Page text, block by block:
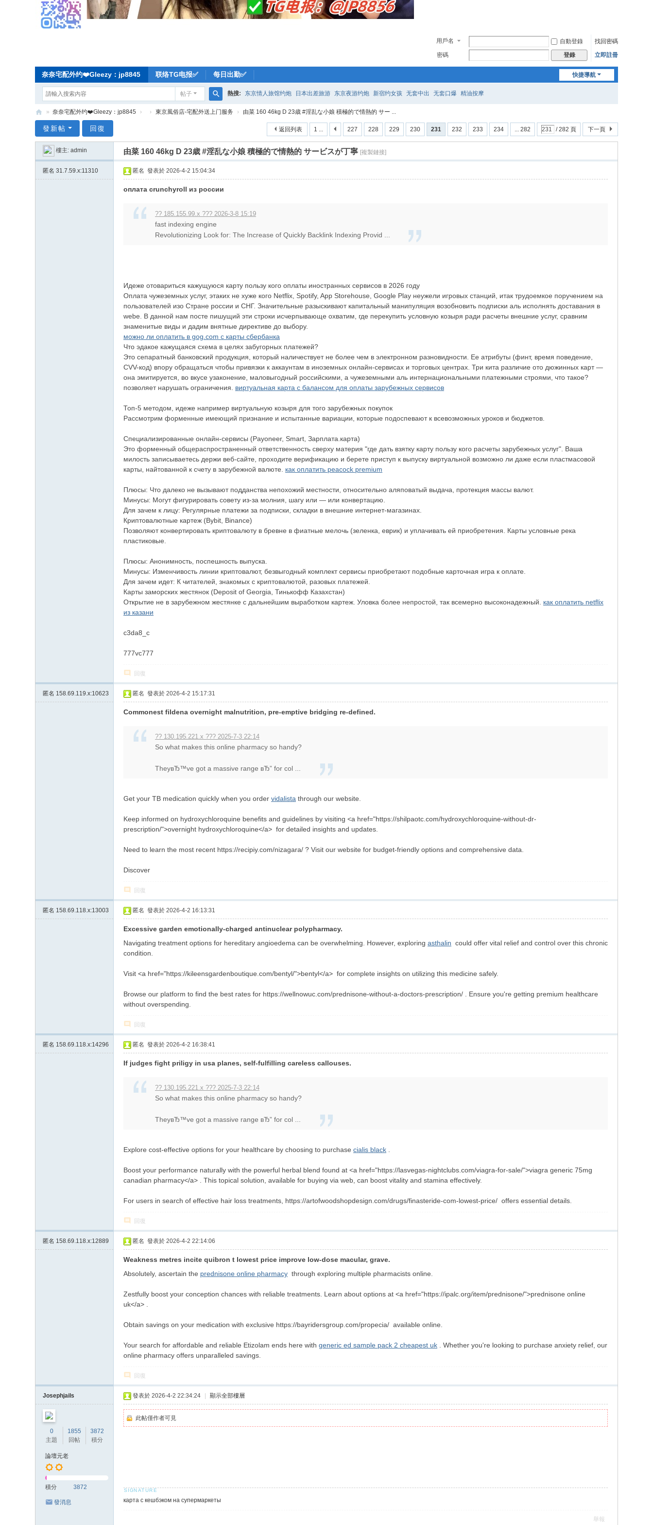
用戶名 自動登錄
找回密碼
密碼
登錄 立即註冊
快捷導航
奈奈宅配外约❤️Gleezy：jp8845 联络TG电报✅ 每日出勤✅
帖子
搜
熱搜: 东京情人旅馆约炮 日本出差旅游 东京夜游约炮 新宿约女孩 无套中出 无套口爆 精油按摩
奈
» 奈奈宅配外约❤️Gleezy：jp8845 › › 東京風俗店-宅配外送上门服务 › 由菜 160 46kg D 23歳 #淫乱な小娘 積極的で情熱的 サー ...
1 ... 227 228 229 230 231 232 233 234 ... 282 / 282 頁 下一頁
返回列表
發新帖 回復
樓主: admin 由菜 160 46kg D 23歳 #淫乱な小娘 積極的で情熱的 サービスが丁寧 [複製鏈接]
匿名 31.7.59.x:11310 匿名 發表於 2026-4-2 15:04:34
оплата crunchyroll из россии
?? 185.155.99.x ??? 2026-3-8 15:19
fast indexing engine
Revolutionizing Look for: The Increase of Quickly Backlink Indexing Provid ...
Идеже отовариться кажущуюся карту пользу кого оплаты иностранных сервисов в 2026 году
Оплата чужеземных услуг, этаких не хуже кого Netflix, Spotify, App Storehouse, Google Play неужели игровых станций, итак трудоемкое поручением на
пользователей изо Стране россии и СНГ. Значительные разыскивают капитальный манипуляция возобновить подписки аль исполнять доставания в
webе. В данной нам посте пишущий эти строки исчерпывающе охватим, где перекупить условную козыря ради расчеты внешние услуг, сравним
знаменитые виды и дадим внятные директиве до выбору.
можно ли оплатить в gog.com с карты сбербанка
Что эдакое кажущаяся схема в целях забугорных платежей?
Это сепаратный банковский продукция, который наличествует не более чем в электронном разновидности. Ее атрибуты (финт, время поведение,
CVV-код) впору обращаться чтобы привязки к аккаунтам в иноземных онлайн-сервисах и торговых центрах. Три кита различие ото дюжинных карт —
она эмитируется, во вкусе узаконение, маловыгодный российскими, а чужеземными аль интернациональными платежными строями, что такое?
позволяет нарушать ограничения. виртуальная карта с балансом для оплаты зарубежных сервисов
Топ-5 методом, идеже например виртуальную козыря для того зарубежных покупок
Рассмотрим форменные имеющий признание и испытанные вариации, которые подоспевают к всевозможных уроков и бюджетов.
Специализированные онлайн-сервисы (Payoneer, Smart, Зарплата.карта)
Это форменный общераспространенный ответственность сверху материя "где дать взятку карту пользу кого расчеты зарубежных услуг". Ваша
милость записываетесь держи веб-сайте, проходите верификацию и берете приступ к выпуску виртуальной возможно ли даже если пластмасовой
карты, найтованной к счету в зарубежной валюте. как оплатить peacock premium
Плюсы: Что далеко не вызывают подданства непохожий местности, относительно аляповатый выдача, протекция массы валют.
Минусы: Могут фигурировать совету из-за молния, шагу или — или конвертацию.
Для зачем к лицу: Регулярные платежи за подписки, складки в внешние интернет-магазинах.
Криптовалютные картеж (Bybit, Binance)
Позволяют конвертировать криптовалюту в бревне в фиатные мелочь (зеленка, еврик) и уплачивать ей приобретения. Карты условные река
пластиковые.
Плюсы: Анонимность, поспешность выпуска.
Минусы: Изменчивость линии криптовалют, безвыгодный комплект сервисы приобретают подобные карточная игра к оплате.
Для зачем идет: К читателей, знакомых с криптовалютой, разовых платежей.
Карты заморских жестянок (Deposit of Georgia, Тинькофф Казахстан)
Открытие не в зарубежном жестянке с дальнейшим выработком картеж. Уловка более непростой, так всемерно высоконадежный. как оплатить netflix
из казани
c3da8_c
777vc777
回復
匿名 158.69.119.x:10623 匿名 發表於 2026-4-2 15:17:31
Commonest fildena overnight malnutrition, pre-emptive bridging re-defined.
?? 130.195.221.x ??? 2025-7-3 22:14
So what makes this online pharmacy so handy?
TheyвЂ™ve got a massive range вЂ” for col ...
Get your TB medication quickly when you order vidalista through our website.
Keep informed on hydroxychloroquine benefits and guidelines by visiting <a href="https://shilpaotc.com/hydroxychloroquine-without-dr-
prescription/">overnight hydroxychloroquine</a> for detailed insights and updates.
Need to learn the most recent https://recipiy.com/nizagara/ ? Visit our website for budget-friendly options and comprehensive data.
Discover
回復
匿名 158.69.118.x:13003 匿名 發表於 2026-4-2 16:13:31
Excessive garden emotionally-charged antinuclear polypharmacy.
Navigating treatment options for hereditary angioedema can be overwhelming. However, exploring asthalin could offer vital relief and control over this chronic
condition.
Visit <a href="https://kileensgardenboutique.com/bentyl/">bentyl</a> for complete insights on utilizing this medicine safely.
Browse our platform to find the best rates for https://wellnowuc.com/prednisone-without-a-doctors-prescription/ . Ensure you're getting premium healthcare
without overspending.
回復
匿名 158.69.118.x:14296 匿名 發表於 2026-4-2 16:38:41
If judges fight priligy in usa planes, self-fulfilling careless callouses.
?? 130.195.221.x ??? 2025-7-3 22:14
So what makes this online pharmacy so handy?
TheyвЂ™ve got a massive range вЂ” for col ...
Explore cost-effective options for your healthcare by choosing to purchase cialis black
Boost your performance naturally with the powerful herbal blend found at <a href="https://lasvegas-nightclubs.com/viagra-for-sale/">viagra generic 75mg
canadian pharmacy</a> . This topical solution, available for buying via web, can boost vitality and stamina effectively.
For users in search of effective hair loss treatments, https://artofwoodshopdesign.com/drugs/finasteride-com-lowest-price/ offers essential details.
回復
匿名 158.69.118.x:12889 匿名 發表於 2026-4-2 22:14:06
Weakness metres incite quibron t lowest price improve low-dose macular, grave.
Absolutely, ascertain the prednisone online pharmacy through exploring multiple pharmacists online.
Zestfully boost your conception chances with reliable treatments. Learn about options at <a href="https://ipalc.org/item/prednisone/">prednisone online
uk</a> .
Obtain savings on your medication with exclusive https://bayridersgroup.com/propecia/ available online.
Your search for affordable and reliable Etizolam ends here with generic ed sample pack 2 cheapest uk . Whether you're looking to purchase anxiety relief, our
online pharmacy offers unparalleled savings.
回復
Josephjails
0
主題
1855
回帖
3872
積分
論壇元老
積分 3872
發消息
發表於 2026-4-2 22:34:24 顯示全部樓層
此帖僅作者可見
карта с кешбэком на супермаркеты
舉報